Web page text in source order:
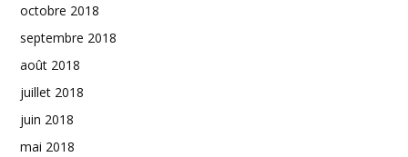
octobre 2018
septembre 2018
août 2018
juillet 2018
juin 2018
mai 2018